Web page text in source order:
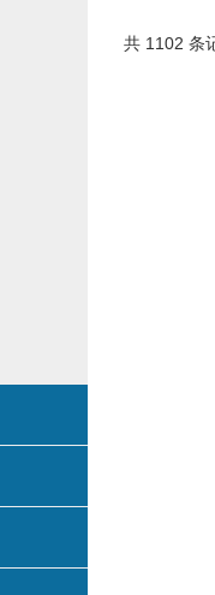
共 1102 条